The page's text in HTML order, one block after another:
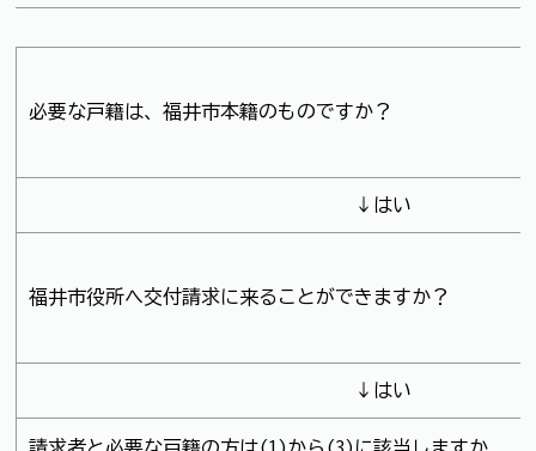
必要な戸籍は、福井市本籍のものですか？
↓はい
福井市役所へ交付請求に来ることができますか？
↓はい
請求者と必要な戸籍の方は(1)から(3)に該当しますか